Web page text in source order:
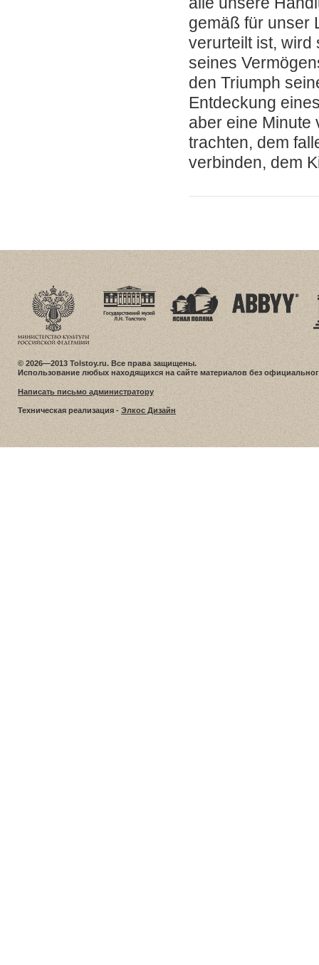
gemäß für unser
verurteilt ist, wird
seines
den Triumph
Entdeckung
aber eine Minute
trachten, dem
verbinden, dem
© 2026—2013 Tolstoy.ru. Все права защищены.
Использование любых находящихся на сайте материалов без
Написать письмо администратору
Техническая реализация - Элкос Дизайн